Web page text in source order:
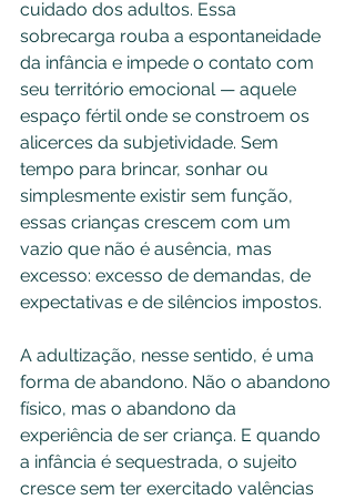
cuidado dos adultos. Essa
sobrecarga rouba a espontaneidade
da infância e impede o contato com
seu território emocional — aquele
espaço fértil onde se constroem os
alicerces da subjetividade. Sem
tempo para brincar, sonhar ou
simplesmente existir sem função,
essas crianças crescem com um
vazio que não é ausência, mas
excesso: excesso de demandas, de
expectativas e de silêncios impostos.
A adultização, nesse sentido, é uma
forma de abandono. Não o abandono
físico, mas o abandono da
experiência de ser criança. E quando
a infância é sequestrada, o sujeito
cresce sem ter exercitado valências